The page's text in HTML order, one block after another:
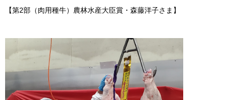
【第2部（肉用種牛）農林水産大臣賞・森藤洋子さま】